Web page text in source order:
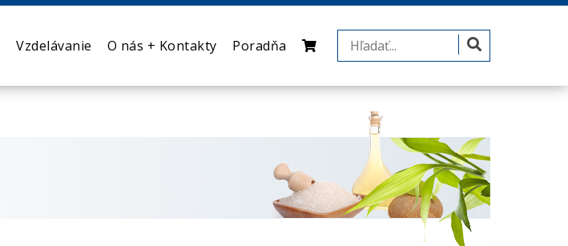
Vzdelávanie O nás + Kontakty Poradňa